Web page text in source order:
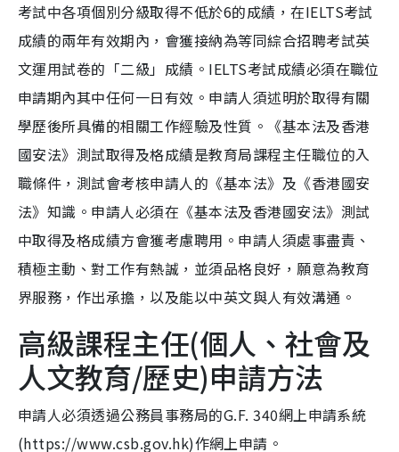
考試中各項個別分級取得不低於6的成績，在IELTS考試
成績的兩年有效期內，會獲接納為等同綜合招聘考試英
文運用試卷的「二級」成績。IELTS考試成績必須在職位
申請期內其中任何一日有效。申請人須述明於取得有關
學歷後所具備的相關工作經驗及性質。《基本法及香港
國安法》測試取得及格成績是教育局課程主任職位的入
職條件，測試會考核申請人的《基本法》及《香港國安
法》知識。申請人必須在《基本法及香港國安法》測試
中取得及格成績方會獲考慮聘用。申請人須處事盡責、
積極主動、對工作有熱誠，並須品格良好，願意為教育
界服務，作出承擔，以及能以中英文與人有效溝通。
高級課程主任(個人、社會及
人文教育/歷史)申請方法
申請人必須透過公務員事務局的G.F. 340網上申請系統
(https://www.csb.gov.hk)作網上申請。